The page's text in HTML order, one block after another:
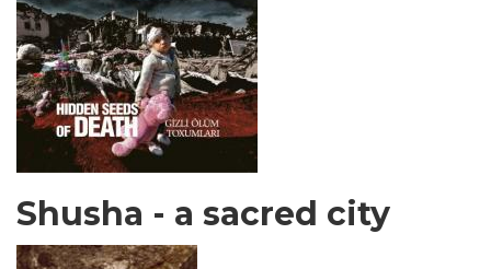
Shusha - a sacred city